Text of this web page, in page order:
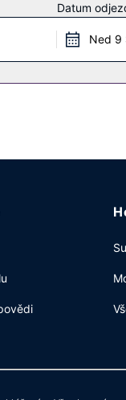
Datum
Ned 9